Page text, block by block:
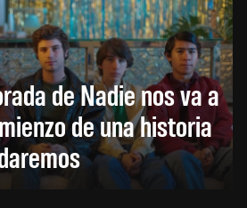
de Nadie nos va a
de una historia